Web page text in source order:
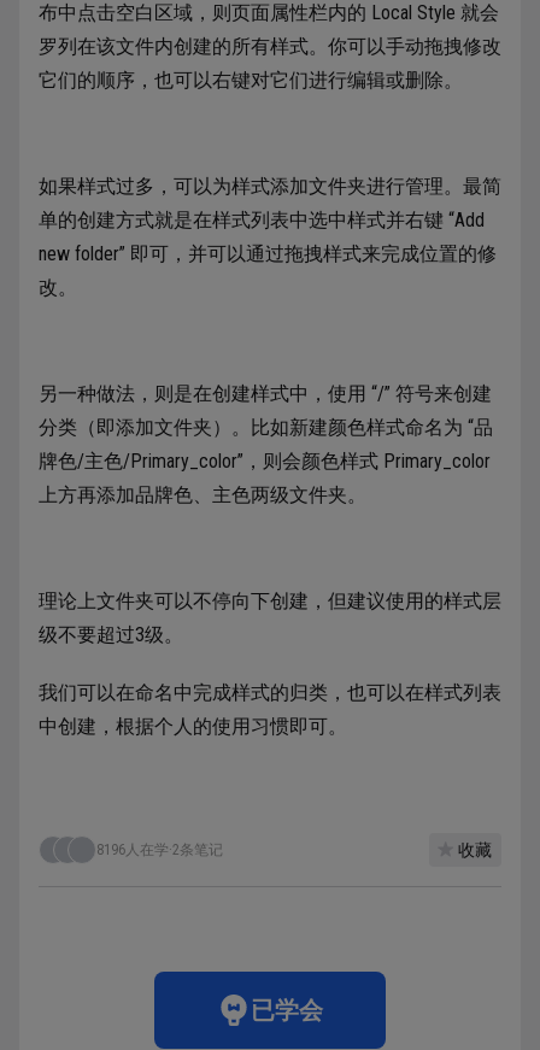
布中点击空白区域，则页面属性栏内的 Local Style 就会
罗列在该文件内创建的所有样式。你可以手动拖拽修改
它们的顺序，也可以右键对它们进行编辑或删除。
如果样式过多，可以为样式添加文件夹进行管理。最简
单的创建方式就是在样式列表中选中样式并右键 “Add
new folder” 即可，并可以通过拖拽样式来完成位置的修
改。
另一种做法，则是在创建样式中，使用 “/” 符号来创建
分类（即添加文件夹）。比如新建颜色样式命名为 “品
牌色/主色/Primary_color”，则会颜色样式 Primary_color
上方再添加品牌色、主色两级文件夹。
理论上文件夹可以不停向下创建，但建议使用的样式层
级不要超过3级。
我们可以在命名中完成样式的归类，也可以在样式列表
中创建，根据个人的使用习惯即可。
8196人在学·2条笔记 收藏
已学会